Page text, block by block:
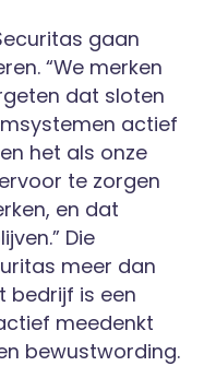
gaan
“We merken
dat sloten
actief
het als onze
te zorgen
en dat
Die
meer dan
bedrijf is een
meedenkt
bewustwording.